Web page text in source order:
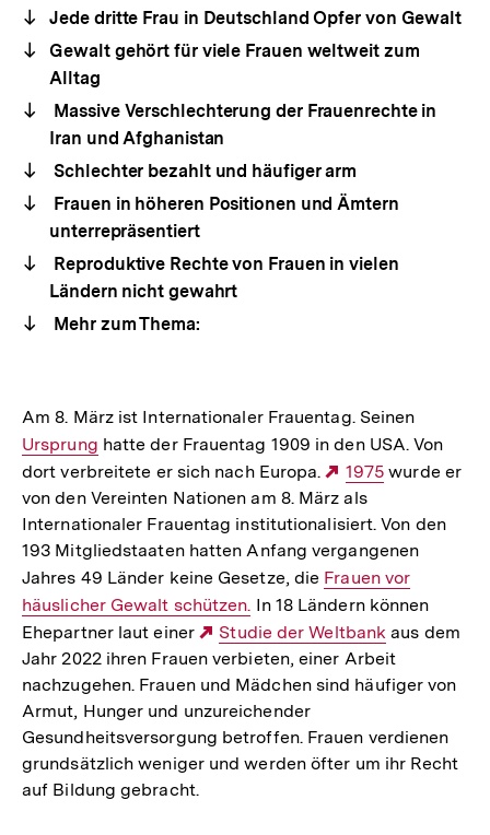
Jede dritte Frau in Deutschland Opfer von Gewalt
Gewalt gehört für viele Frauen weltweit zum
Alltag
Massive Verschlechterung der Frauenrechte in
Iran und Afghanistan
Schlechter bezahlt und häufiger arm
Frauen in höheren Positionen und Ämtern
unterrepräsentiert
Reproduktive Rechte von Frauen in vielen
Ländern nicht gewahrt
Mehr zum Thema:
Am 8. März ist Internationaler Frauentag. Seinen
Link:
Ursprung hatte der Frauentag 1909 in den USA. Von
dort verbreitete er sich nach Europa.
Externer
Link:
1975 wurde er
von den Vereinten Nationen am 8. März als
Internationaler Frauentag institutionalisiert. Von den
193 Mitgliedstaaten hatten Anfang vergangenen
Jahres 49 Länder keine Gesetze, die Interner
Link:
Frauen vor
häuslicher Gewalt schützen. In 18 Ländern können
Ehepartner laut einer
Externer
Link:
Studie der Weltbank aus dem
Jahr 2022 ihren Frauen verbieten, einer Arbeit
nachzugehen. Frauen und Mädchen sind häufiger von
Armut, Hunger und unzureichender
Gesundheitsversorgung betroffen. Frauen verdienen
grundsätzlich weniger und werden öfter um ihr Recht
auf Bildung gebracht.